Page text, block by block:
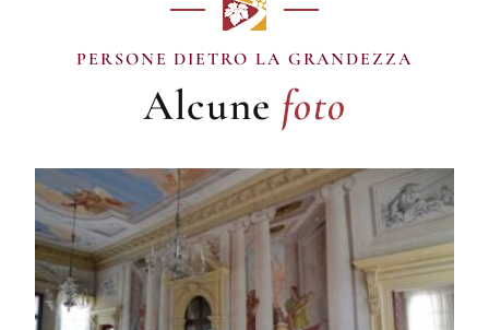
PERSONE DIETRO LA GRANDEZZA
Alcune
foto
foto